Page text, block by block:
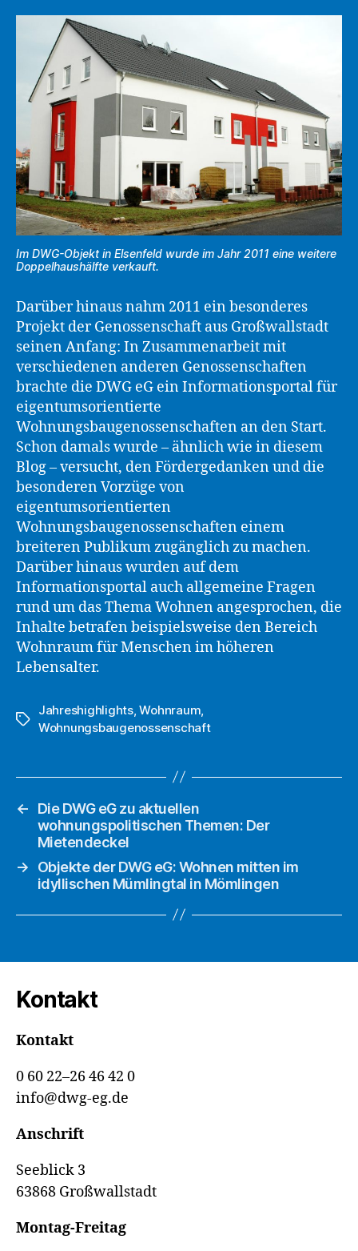
Im DWG-Objekt in Elsenfeld wurde im Jahr 2011 eine weitere
Doppelhaushälfte verkauft.
Darüber hinaus nahm 2011 ein besonderes
Projekt der Genossenschaft aus Großwallstadt
seinen Anfang: In Zusammenarbeit mit
verschiedenen anderen Genossenschaften
brachte die DWG eG ein Informationsportal für
eigentumsorientierte
Wohnungsbaugenossenschaften an den Start.
Schon damals wurde – ähnlich wie in diesem
Blog – versucht, den Fördergedanken und die
besonderen Vorzüge von
eigentumsorientierten
Wohnungsbaugenossenschaften einem
breiteren Publikum zugänglich zu machen.
Darüber hinaus wurden auf dem
Informationsportal auch allgemeine Fragen
rund um das Thema Wohnen angesprochen, die
Inhalte betrafen beispielsweise den Bereich
Wohnraum für Menschen im höheren
Lebensalter.
Schlagwörter
Jahreshighlights,Wohnraum
Wohnungsbaugenossenschaft
←
Die DWG eG zu aktuellen
wohnungspolitischen Themen: Der
Mietendeckel
→
Objekte der DWG eG: Wohnen mitten im
idyllischen Mümlingtal in Mömlingen
Kontakt
Kontakt
0 60 22–26 46 42 0
info@dwg-eg.de
Anschrift
Seeblick 3
63868 Großwallstadt
Montag-Freitag